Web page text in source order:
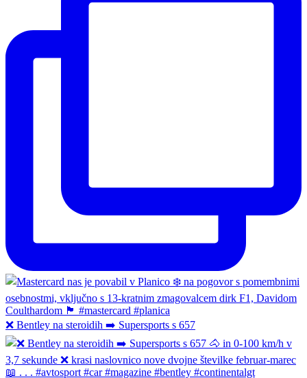
❌ Bentley na steroidih ➡️ Supersports s 657